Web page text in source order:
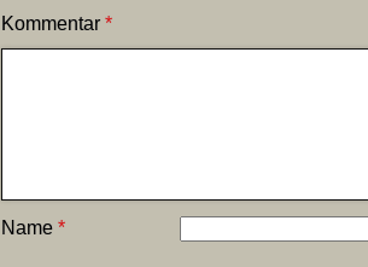
Kommentar*
Name*